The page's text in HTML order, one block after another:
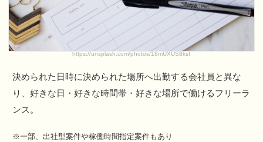
https://unsplash.com/photos/18mUXUS8ksI
決められた日時に決められた場所へ出勤する会社員と異な
り、好きな日・好きな時間帯・好きな場所で働けるフリーラ
ンス。
※一部、出社型案件や稼働時間指定案件もあり